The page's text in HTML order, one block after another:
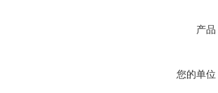
产品
您的单位